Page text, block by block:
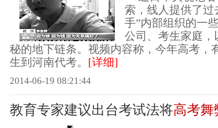
索，线人提供了过
手”内部组织的一
公司、考生家庭
秘的地下链条。视频内容称，今年高考，
生到河南代考。 [详细]
2014-06-19 08:21:44
教育专家建议出台考试法将高考舞